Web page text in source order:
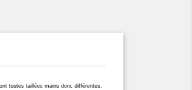
toutes taillées mains donc différentes.